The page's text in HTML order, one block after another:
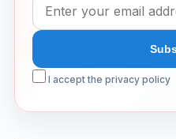
I accept the privacy policy